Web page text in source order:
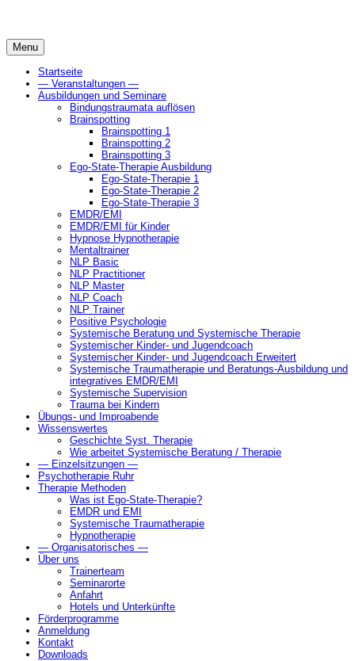
Menu
Startseite
— Veranstaltungen —
Ausbildungen und Seminare
Bindungstraumata auflösen
Brainspotting
Brainspotting 1
Brainspotting 2
Brainspotting 3
Ego-State-Therapie Ausbildung
Ego-State-Therapie 1
Ego-State-Therapie 2
Ego-State-Therapie 3
EMDR/EMI
EMDR/EMI für Kinder
Hypnose Hypnotherapie
Mentaltrainer
NLP Basic
NLP Practitioner
NLP Master
NLP Coach
NLP Trainer
Positive Psychologie
Systemische Beratung und Systemische Therapie
Systemischer Kinder- und Jugendcoach
Systemischer Kinder- und Jugendcoach Erweitert
Systemische Traumatherapie und Beratungs-Ausbildung und
integratives EMDR/EMI
Systemische Supervision
Trauma bei Kindern
Übungs- und Improabende
Wissenswertes
Geschichte Syst. Therapie
Wie arbeitet Systemische Beratung / Therapie
— Einzelsitzungen —
Psychotherapie Ruhr
Therapie Methoden
Was ist Ego-State-Therapie?
EMDR und EMI
Systemische Traumatherapie
Hypnotherapie
— Organisatorisches —
Über uns
Trainerteam
Seminarorte
Anfahrt
Hotels und Unterkünfte
Förderprogramme
Anmeldung
Kontakt
Downloads